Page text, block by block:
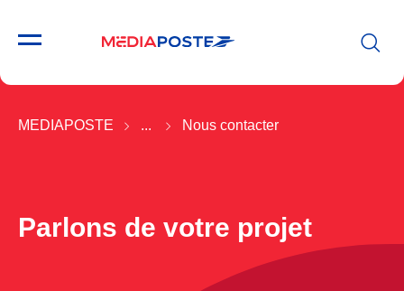
MEDIAPOSTE ... Nous contacter
Parlons de votre projet